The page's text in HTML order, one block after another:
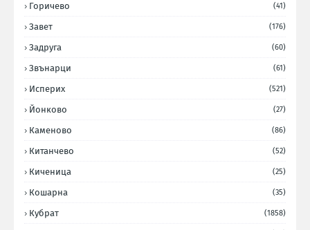
Горичево (41)
Завет (176)
Задруга (60)
Звънарци (61)
Исперих (521)
Йонково (27)
Каменово (86)
Китанчево (52)
Киченица (25)
Кошарна (35)
Кубрат (1858)